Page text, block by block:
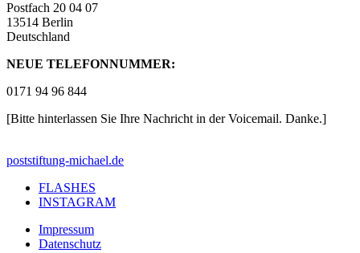
Postfach 20 04 07
13514 Berlin
Deutschland
NEUE TELEFONNUMMER:
0171 94 96 844
[Bitte hinterlassen Sie Ihre Nachricht in der Voicemail. Danke.]
poststiftung-michael.de
FLASHES
INSTAGRAM
Impressum
Datenschutz